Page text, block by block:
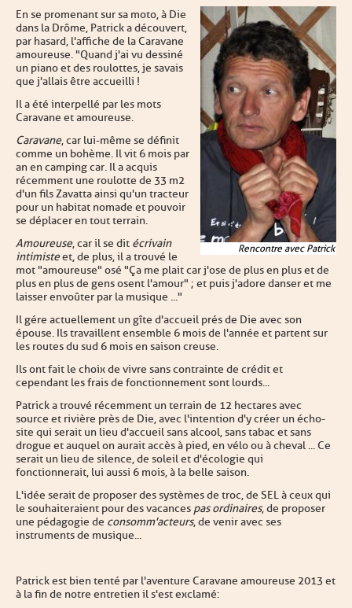
Rencontre avec Patrick
En se promenant sur sa moto, à Die
dans la Drôme, Patrick a découvert,
par hasard, l'affiche de la Caravane
amoureuse. "Quand j'ai vu dessiné
un piano et des roulottes, je savais
que j'allais être accueilli !
Il a été interpellé par les mots
Caravane et amoureuse.
Caravane, car lui-même se définit
comme un bohème. Il vit 6 mois par
an en camping car. Il a acquis
récemment une roulotte de 33 m2
d'un fils Zavatta ainsi qu'un tracteur
pour un habitat nomade et pouvoir
se déplacer en tout terrain.
Amoureuse, car il se dit écrivain
intimisteet, de plus, il a trouvé le
mot "amoureuse" osé "Ça me plait car j'ose de plus en plus et de
plus en plus de gens osent l'amour" ; et puis j'adore danser et me
laisser envoûter par la musique ..."
Il gére actuellement un gîte d'accueil prés de Die avec son
épouse. Ils travaillent ensemble 6 mois de l'année et partent sur
les routes du sud 6 mois en saison creuse.
Ils ont fait le choix de vivre sans contrainte de crédit et
cependant les frais de fonctionnement sont lourds...
Patrick a trouvé récemment un terrain de 12 hectares avec
source et rivière près de Die, avec l'intention d'y créer un écho-
site qui serait un lieu d'accueil sans alcool, sans tabac et sans
drogue et auquel on aurait accès à pied, en vélo ou à cheval ... Ce
serait un lieu de silence, de soleil et d'écologie qui
fonctionnerait, lui aussi 6 mois, à la belle saison.
L'idée serait de proposer des systèmes de troc, de SEL à ceux qui
le souhaiteraient pour des vacances pas ordinaires, de proposer
une pédagogie de consomm'acteurs, de venir avec ses
instruments de musique...
Patrick est bien tenté par l'aventure Caravane amoureuse 2013 et
à la fin de notre entretien il s'est exclamé :